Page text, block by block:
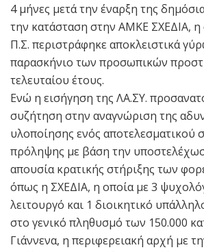
4 μήνες μετά την έναρξη της
την κατάσταση στην ΑΜΚΕ ΣΧΕΔΙΑ,
Π.Σ. περιστράφηκε αποκλειστικά
παρασκήνιο των προσωπικών
τελευταίου έτους.
Ενώ η εισήγηση της ΛΑ.ΣΥ.
συζήτηση στην αναγνώριση της
υλοποίησης ενός αποτελεσματικού
πρόληψης με βάση την
απουσία κρατικής στήριξης των
όπως η ΣΧΕΔΙΑ, η οποία με 3
λειτουργό και 1 διοικητικό
στο γενικό πληθυσμό των 150.000
Γιάννενα, η περιφερειακή αρχή με